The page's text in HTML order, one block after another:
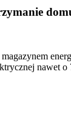
nawet o